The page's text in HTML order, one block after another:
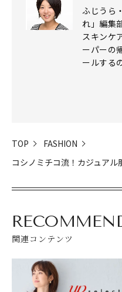
ふじうら
れ」編集
スキンケ
ーパーの
ールする
TOP
FASHION
コシノミチコ流！カジュア
関連コンテンツ